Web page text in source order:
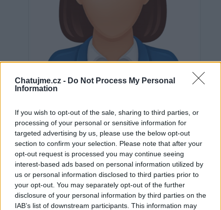
Chatujme.cz - Do Not Process My Personal
Information
If you wish to opt-out of the sale, sharing to third parties, or
processing of your personal or sensitive information for
targeted advertising by us, please use the below opt-out
section to confirm your selection. Please note that after your
opt-out request is processed you may continue seeing
interest-based ads based on personal information utilized by
us or personal information disclosed to third parties prior to
your opt-out. You may separately opt-out of the further
disclosure of your personal information by third parties on the
IAB’s list of downstream participants. This information may
Neověřeno
0 uživatelům se líbí